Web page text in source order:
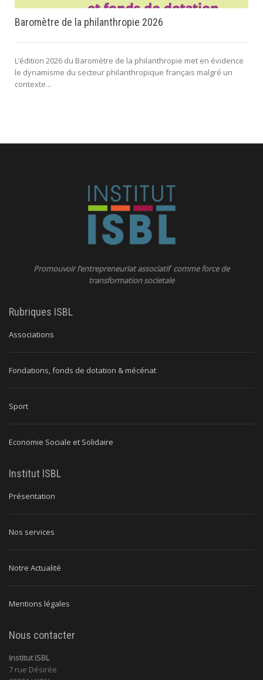
Baromètre de la philanthropie 2026
L’édition 2026 du Baromètre de la philanthropie met en évidence
le dynamisme du secteur philanthropique français malgré un
contexte...
Promouvoir l’entrepreneuriat associatif comme force de
transformation societale
Rubriques ISBL
Associations
Fondations, fonds de dotation & mécénat
Sport
Economie Sociale et Solidaire
Institut ISBL
Présentation
Nos services
Notre Actualité
Mentions légales
Nous contacter
Institut ISBL
7 rue Désirée